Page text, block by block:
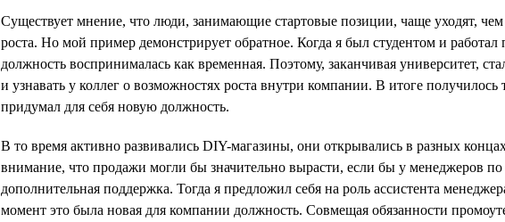
Существует мнение, что люди, занимающие стартовые позиции, чаще уходят, чем
роста. Но мой пример демонстрирует обратное. Когда я был студентом и
должность воспринималась как временная. Поэтому, заканчивая университет,
и узнавать у коллег о возможностях роста внутри компании. В итоге получилось
придумал для себя новую должность.
В то время активно развивались DIY-магазины, они открывались в разных
внимание, что продажи могли бы значительно вырасти, если бы у менеджеров
дополнительная поддержка. Тогда я предложил себя на роль ассистента
момент это была новая для компании должность. Совмещая обязанности